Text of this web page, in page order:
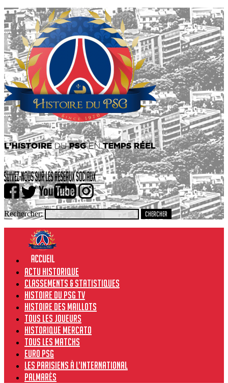
Rechercher:
Actu historique
Classements & Statistiques
Histoire du PSG TV
Histoire des maillots
Tous les joueurs
Historique Mercato
Tous les matchs
Euro PSG
Les Parisiens à l’international
Palmarès